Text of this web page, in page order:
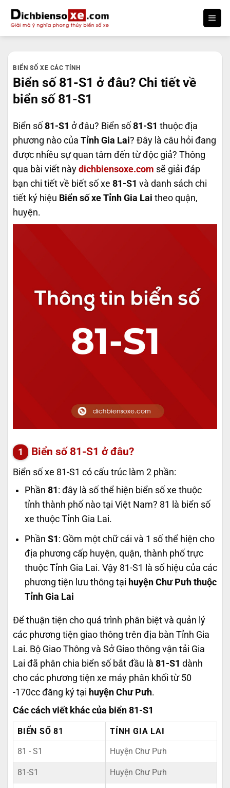
qua
nội
BIỂN SỐ XE CÁC TỈNH
Biển số 81-S1 ở đâu? Chi tiết về
biển số 81-S1
Biển số 81-S1 ở đâu? Biển số 81-S1 thuộc địa
phương nào của Tỉnh Gia Lai? Đây là câu hỏi đang
được nhiều sự quan tâm đến từ độc giả? Thông
qua bài viết này dichbiensoxe.com sẽ giải đáp
bạn chi tiết về biết số xe 81-S1 và danh sách chi
tiết ký hiệu Biển số xe Tỉnh Gia Lai theo quận,
huyện.
Biển số 81-S1 ở đâu?
Biển số xe 81-S1 có cấu trúc làm 2 phần:
Phần 81 : đây là số thể hiện biển số xe thuộc
tỉnh thành phố nào tại Việt Nam? 81 là biển số
xe thuộc Tỉnh Gia Lai.
Phần S1 : Gồm một chữ cái và 1 số thể hiện cho
địa phương cấp huyện, quận, thành phố trực
thuộc Tỉnh Gia Lai. Vậy 81-S1 là số hiệu của các
phương tiện lưu thông tại huyện Chư Pưh thuộc
Tỉnh Gia Lai
Để thuận tiện cho quá trình phân biệt và quản lý
các phương tiện giao thông trên địa bàn Tỉnh Gia
Lai. Bộ Giao Thông và Sở Giao thông vận tải Gia
Lai đã phân chia biển số bắt đầu là 81-S1 dành
cho các phương tiện xe máy phân khối từ 50
-170cc đăng ký tại huyện Chư Pưh.
Các cách viết khác của biển 81-S1
BIỂN SỐ 81 TỈNH GIA LAI
81 - S1 Huyện Chư Pưh
81-S1 Huyện Chư Pưh